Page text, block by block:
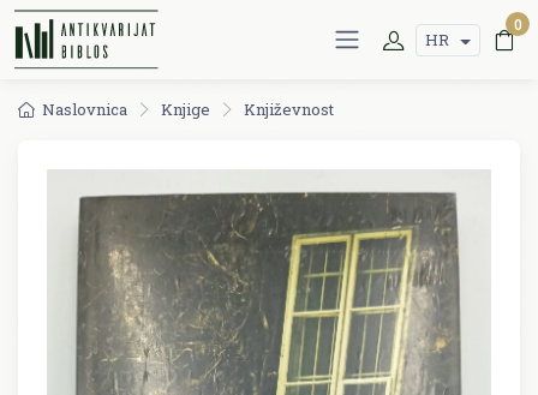
HR
0
Naslovnica Knjige Književnost